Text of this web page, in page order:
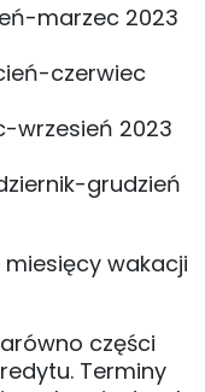
marzec 2023
czerwiec
wrzesień 2023
grudzień
wakacji
części
Terminy